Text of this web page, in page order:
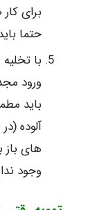
برای
حتما
با
ورود
باید
آلوده
های باز
وجود